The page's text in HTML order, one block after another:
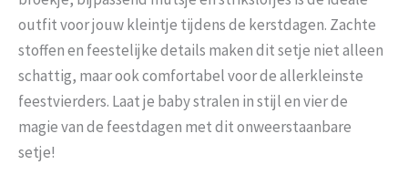
outfit voor jouw kleintje tijdens de kerstdagen. Zachte
stoffen en feestelijke details maken dit setje niet alleen
schattig, maar ook comfortabel voor de allerkleinste
feestvierders. Laat je baby stralen in stijl en vier de
magie van de feestdagen met dit onweerstaanbare
setje!